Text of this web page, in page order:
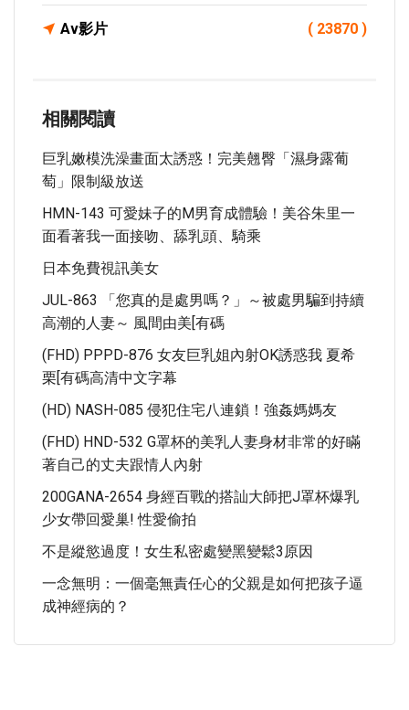
Av影片 ( 23870 )
相關閱讀
巨乳嫩模洗澡畫面太誘惑！完美翹臀「濕身露葡
萄」限制級放送
HMN-143 可愛妹子的M男育成體驗！美谷朱里一
面看著我一面接吻、舔乳頭、騎乘
日本免費視訊美女
JUL-863 「您真的是處男嗎？」～被處男騙到持續
高潮的人妻～ 風間由美[有碼
(FHD) PPPD-876 女友巨乳姐內射OK誘惑我 夏希
栗[有碼高清中文字幕
(HD) NASH-085 侵犯住宅八連鎖！強姦媽媽友
(FHD) HND-532 G罩杯的美乳人妻身材非常的好瞞
著自己的丈夫跟情人內射
200GANA-2654 身經百戰的搭訕大師把J罩杯爆乳
少女帶回愛巢! 性愛偷拍
不是縱慾過度！女生私密處變黑變鬆3原因
一念無明：一個毫無責任心的父親是如何把孩子逼
成神經病的？